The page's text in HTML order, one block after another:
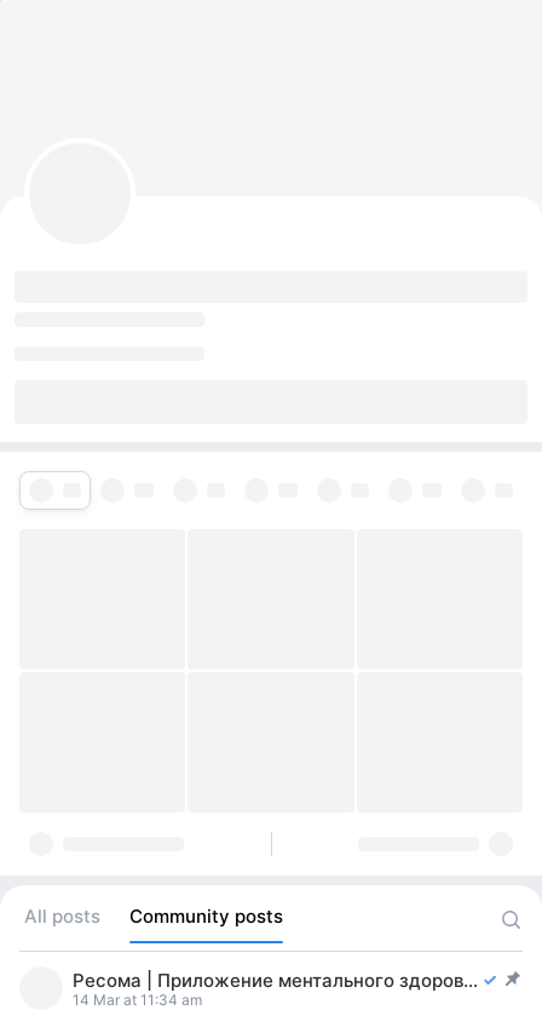
All posts Community posts
Ресома | Приложение ментального здоровья
post pinned
14 Mar at 11:34 am